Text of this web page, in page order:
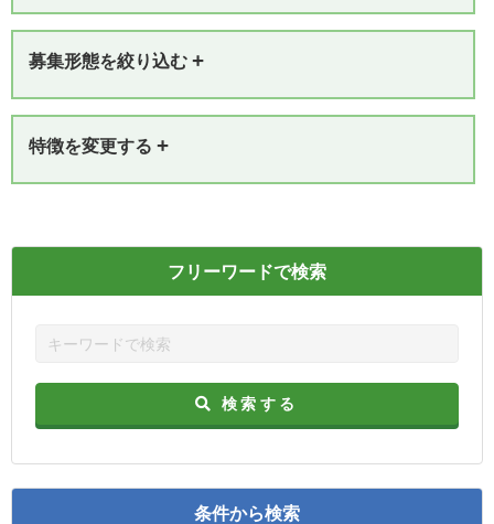
募集形態を絞り込む +
特徴を変更する +
フリーワードで検索
検索する
条件から検索